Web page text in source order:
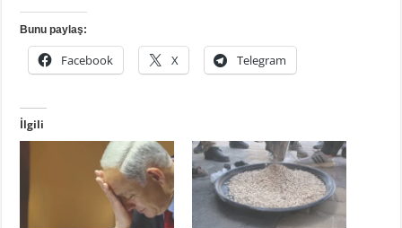
Bunu paylaş:
Facebook X Telegram
İlgili